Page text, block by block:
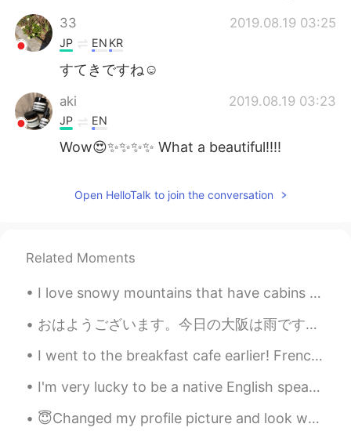
33 2019.08.19 03:25
JP EN KR
すてきですね☺
aki 2019.08.19 03:23
JP EN
Wow😍✨✨✨✨ What a beautiful!!!!
EN
Open HelloTalk to join the conversation
Related Moments
I love snowy mountains that have cabins near them ❤ This is Chalet Les Anges, Zermatt, Switzerland 💙
おはようございます。今日の大阪は雨です。天気予報によると、今週ずっと雨らしいです。もう梅雨時期に入ったんですか？いつもより早いですね。今日のお昼ご飯です。いただきます。今は桃は旬ですか？何処のお...
I went to the breakfast cafe earlier! French toast wins! I got blueberry stuffed French toast! お...
I'm very lucky to be a native English speaker because I get many messages from wonderful, interes...
😇Changed my profile picture and look what happened!😇 🌸I have 2.1 k followers. Wow 😲 💯 more than ...